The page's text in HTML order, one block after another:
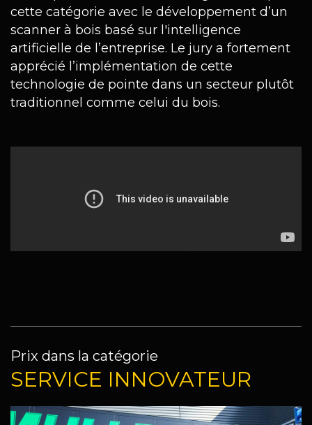
cette catégorie avec le développement d’un
scanner à bois basé sur l'intelligence
artificielle de l’entreprise. Le jury a fortement
apprécié l’implémentation de cette
technologie de pointe dans un secteur plutôt
traditionnel comme celui du bois.
Prix dans la catégorie
SERVICE INNOVATEUR